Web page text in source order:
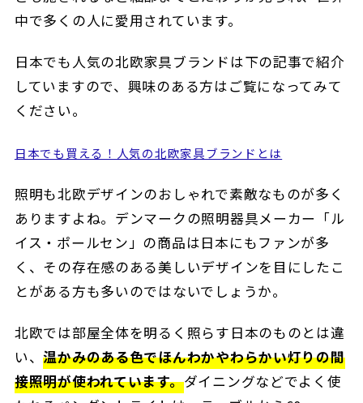
中で多くの人に愛用されています。
日本でも人気の北欧家具ブランドは下の記事で紹介
していますので、興味のある方はご覧になってみて
ください。
日本でも買える！人気の北欧家具ブランドとは
照明も北欧デザインのおしゃれで素敵なものが多く
ありますよね。デンマークの照明器具メーカー「ル
イス・ポールセン」の商品は日本にもファンが多
く、その存在感のある美しいデザインを目にしたこ
とがある方も多いのではないでしょうか。
北欧では部屋全体を明るく照らす日本のものとは違
い、温かみのある色でほんわかやわらかい灯りの間
接照明が使われています。ダイニングなどでよく使